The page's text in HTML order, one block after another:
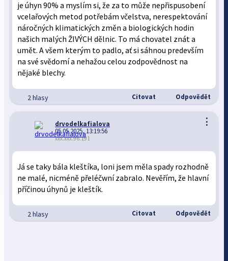
je úhyn 90% a myslím si, že za to může nepřispusobení
vcelařových metod potřebám včelstva, nerespektování
náročných klimatických změn a biologických hodin
našich malých ŽIVÝCH dělnic. To má chovatel znát a
umět. A všem kterým to padlo, ať si sáhnou predevším
na své svědomí a nehažou celou zodpovědnost na
nějaké blechy.
2 hlasy Citovat Odpovědět
⋮
drvodelkafialova
05.05.2025, 13:19:56
xxx.xxx.96.191
Já se taky bála kleštíka, loni jsem měla spady rozhodně
ne malé, nicméně přeléčwní zabralo. Nevěřím, že hlavní
příčinou úhynů je kleštík.
2 hlasy Citovat Odpovědět